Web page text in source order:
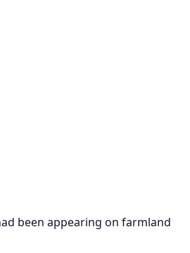
been appearing on farmland